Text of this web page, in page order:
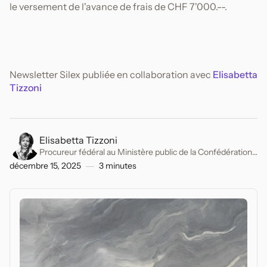
le versement de l'avance de frais de CHF 7'000.--.
Newsletter Silex publiée en collaboration avec Elisabetta
Tizzoni
Elisabetta Tizzoni
Procureur fédéral au Ministère public de la Confédération.
Ancien avocat spécialisé en droit pénal.
décembre 15, 2025 3 minutes